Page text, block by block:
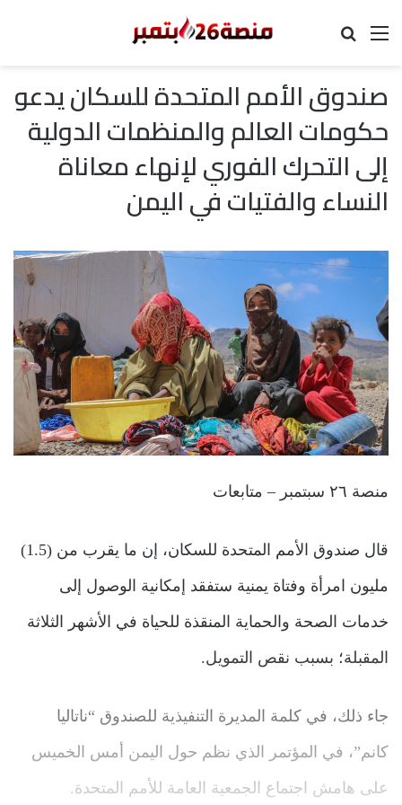
القائمة
صندوق الأمم المتحدة للسكان يدعو
حكومات العالم والمنظمات الدولية
إلى التحرك الفوري لإنهاء معاناة
النساء والفتيات في اليمن
منصة ٢٦ سبتمبر – متابعات
قال صندوق الأمم المتحدة للسكان، إن ما يقرب من (1.5)
مليون امرأة وفتاة يمنية ستفقد إمكانية الوصول إلى
خدمات الصحة والحماية المنقذة للحياة في الأشهر الثلاثة
المقبلة؛ بسبب نقص التمويل.
جاء ذلك، في كلمة المديرة التنفيذية للصندوق “ناتاليا
كانم”، في المؤتمر الذي نظم حول اليمن أمس الخميس
على هامش اجتماع الجمعية العامة للأمم المتحدة.